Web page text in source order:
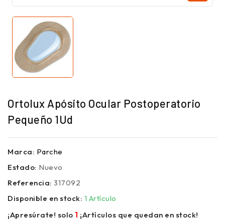
Ortolux Apósito Ocular Postoperatorio
Pequeño 1Ud
Marca: Parche
Estado: Nuevo
Referencia: 317092
Disponible en stock: 1 Artículo
¡Apresúrate! solo 1 ¡Artículos que quedan en stock!